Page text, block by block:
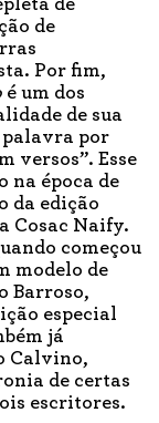
de
de
Por fim,
é um dos
de sua
palavra por
versos”. Esse
na época de
da edição
Cosac Naify.
começou
modelo de
Barroso,
especial
já
Calvino,
de certas
escritores.